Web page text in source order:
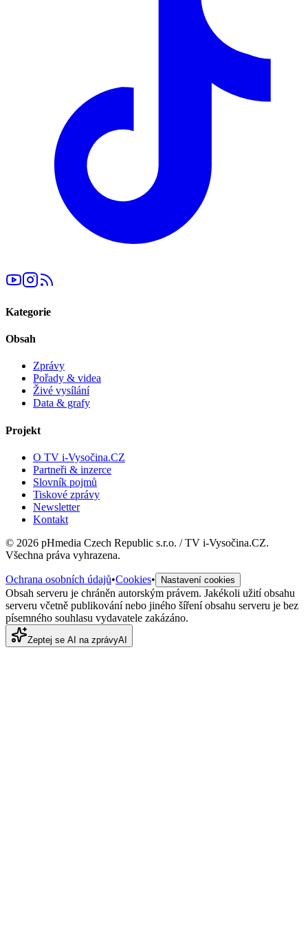
Kategorie
Obsah
Zprávy
Pořady & videa
Živé vysílání
Data & grafy
Projekt
O TV i-Vysočina.CZ
Partneři & inzerce
Slovník pojmů
Tiskové zprávy
Newsletter
Kontakt
© 2026 pHmedia Czech Republic s.r.o. / TV i-Vysočina.CZ.
Všechna práva vyhrazena.
Ochrana osobních údajů•Cookies• Nastavení cookies
Obsah serveru je chráněn autorským právem. Jakékoli užití obsahu
serveru včetně publikování nebo jiného šíření obsahu serveru je bez
písemného souhlasu vydavatele zakázáno.
Zeptej se AI na zprávyAI